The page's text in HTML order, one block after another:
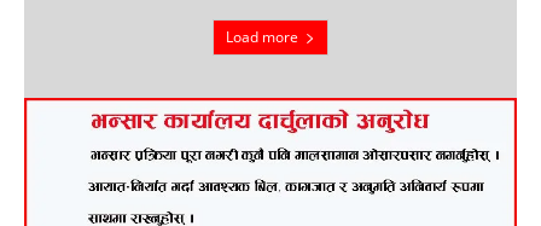
Load more